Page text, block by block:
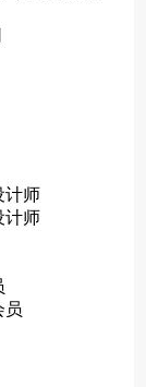
计师
计师
员